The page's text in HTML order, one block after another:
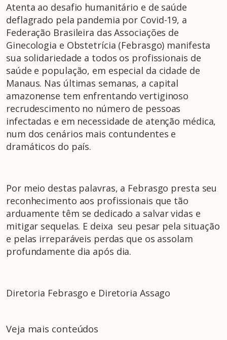
Atenta ao desafio humanitário e de saúde
deflagrado pela pandemia por Covid-19, a
Federação Brasileira das Associações de
Ginecologia e Obstetrícia (Febrasgo) manifesta
sua solidariedade a todos os profissionais de
saúde e população, em especial da cidade de
Manaus. Nas últimas semanas, a capital
amazonense tem enfrentando vertiginoso
recrudescimento no número de pessoas
infectadas e em necessidade de atenção médica,
num dos cenários mais contundentes e
dramáticos do país.
Por meio destas palavras, a Febrasgo presta seu
reconhecimento aos profissionais que tão
arduamente têm se dedicado a salvar vidas e
mitigar sequelas. E deixa seu pesar pela situação
e pelas irreparáveis perdas que os assolam
profundamente dia após dia.
Diretoria Febrasgo e Diretoria Assago
Veja mais conteúdos